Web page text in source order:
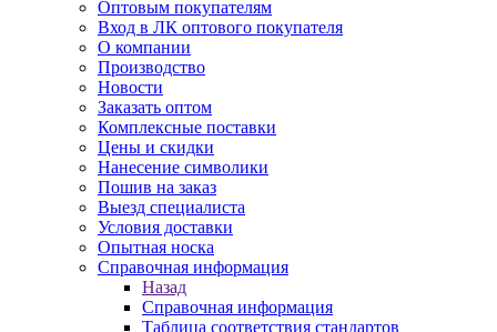
Оптовым покупателям
Вход в ЛК оптового покупателя
О компании
Производство
Новости
Заказать оптом
Комплексные поставки
Цены и скидки
Нанесение символики
Пошив на заказ
Выезд специалиста
Условия доставки
Опытная носка
Справочная информация
Назад
Справочная информация
Таблица соответствия стандартов